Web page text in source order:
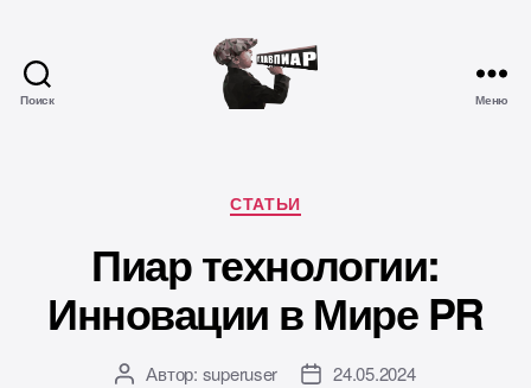
Поиск Меню
Рубрики
СТАТЬИ
Пиар технологии:
Инновации в Мире PR
АвторАвтор: superuser
Дата24.05.2024